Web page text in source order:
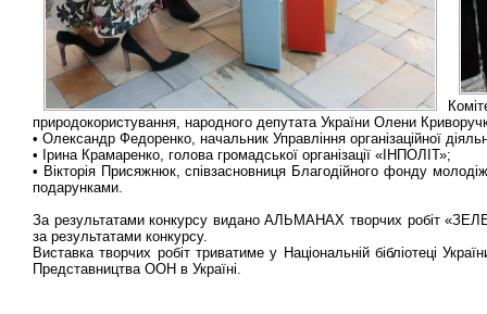
природокористування, народного депутата України Олени
• Олександр Федоренко, начальник Управління організаційної
• Ірина Крамаренко, голова громадської організації «ІНПОЛІТ»;
• Вікторія Присяжнюк, співзасновниця Благодійного фонду
подарунками.
За результатами конкурсу видано АЛЬМАНАХ творчих робіт
за результатами конкурсу.
Виставка творчих робіт триватиме у Національній бібліотеці
Представництва ООН в Україні.